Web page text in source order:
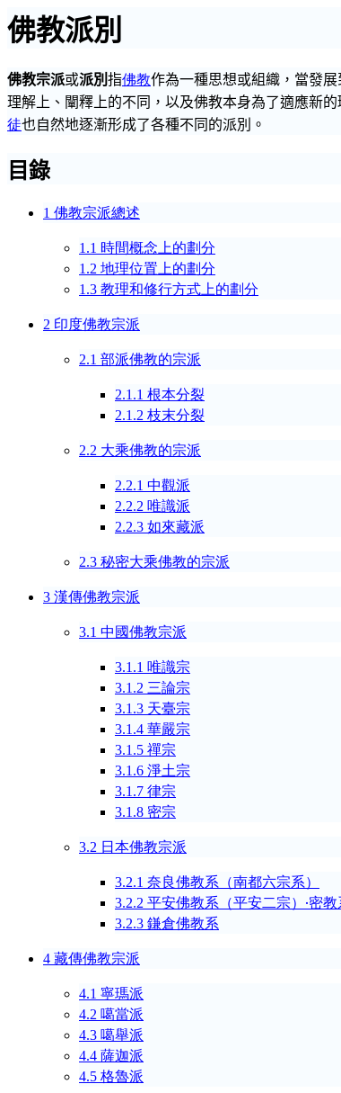
佛教派別
佛教宗派或派別指佛教作為一種思想或組織，當發
理解上、闡釋上的不同，以及佛教本身為了適應新
徒也自然地逐漸形成了各種不同的派別。
目錄
1 佛教宗派總述
1.1 時間概念上的劃分
1.2 地理位置上的劃分
1.3 教理和修行方式上的劃分
2 印度佛教宗派
2.1 部派佛教的宗派
2.1.1 根本分裂
2.1.2 枝末分裂
2.2 大乘佛教的宗派
2.2.1 中觀派
2.2.2 唯識派
2.2.3 如來藏派
2.3 秘密大乘佛教的宗派
3 漢傳佛教宗派
3.1 中國佛教宗派
3.1.1 唯識宗
3.1.2 三論宗
3.1.3 天臺宗
3.1.4 華嚴宗
3.1.5 禪宗
3.1.6 淨土宗
3.1.7 律宗
3.1.8 密宗
3.2 日本佛教宗派
3.2.1 奈良佛教系（南都六宗系）
3.2.2 平安佛教系（平安二宗） ‧密
3.2.3 鎌倉佛教系
4 藏傳佛教宗派
4.1 寧瑪派
4.2 噶當派
4.3 噶舉派
4.4 薩迦派
4.5 格魯派